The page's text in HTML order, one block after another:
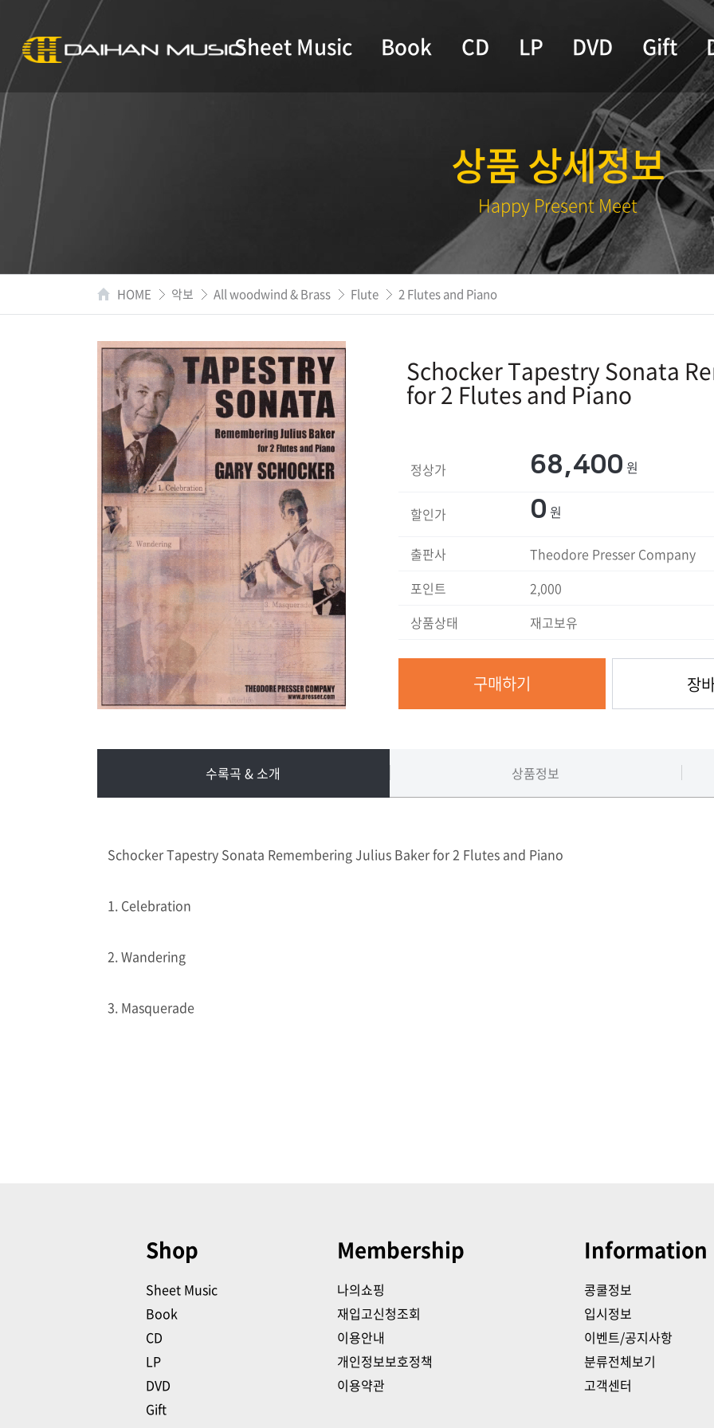
Sheet Music Book CD LP DVD Gift
상품 상세정보
Happy Present Meet
HOME 악보 All woodwind & Brass Flute 2 Flutes and Piano
Schocker Tapestry Sonata
for 2 Flutes and Piano
정상가 68,400 원
할인가 0 원
출판사
Theodore Presser Company
포인트
2,000
상품상태
재고보유
구매하기 장
수록곡 & 소개 상품정보
Schocker Tapestry Sonata Remembering Julius Baker for 2 Flutes and Piano
1. Celebration
2. Wandering
3. Masquerade
Shop
Sheet Music
Book
CD
LP
DVD
Gift
Membership
나의쇼핑
재입고신청조회
이용안내
개인정보보호정책
이용약관
Information
콩쿨정보
입시정보
이벤트/공지사항
분류전체보기
고객센터